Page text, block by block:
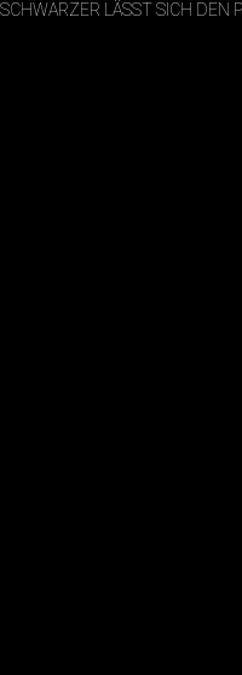
SCHWARZER LÄSST SICH DEN